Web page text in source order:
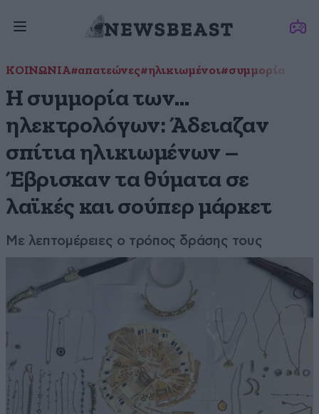
ΚΟΙΝΩΝΙΑ#απατεώνες#ηλικιωμένοι#συμμορία
Η συμμορία των…
ηλεκτρολόγων: Άδειαζαν
σπίτια ηλικιωμένων –
Έβρισκαν τα θύματα σε
λαϊκές και σούπερ μάρκετ
Με λεπτομέρειες ο τρόπος δράσης τους